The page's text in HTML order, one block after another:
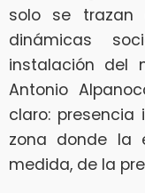
solo se trazan
dinámicas
instalación del
Antonio
claro:
zona donde la
medida, de la